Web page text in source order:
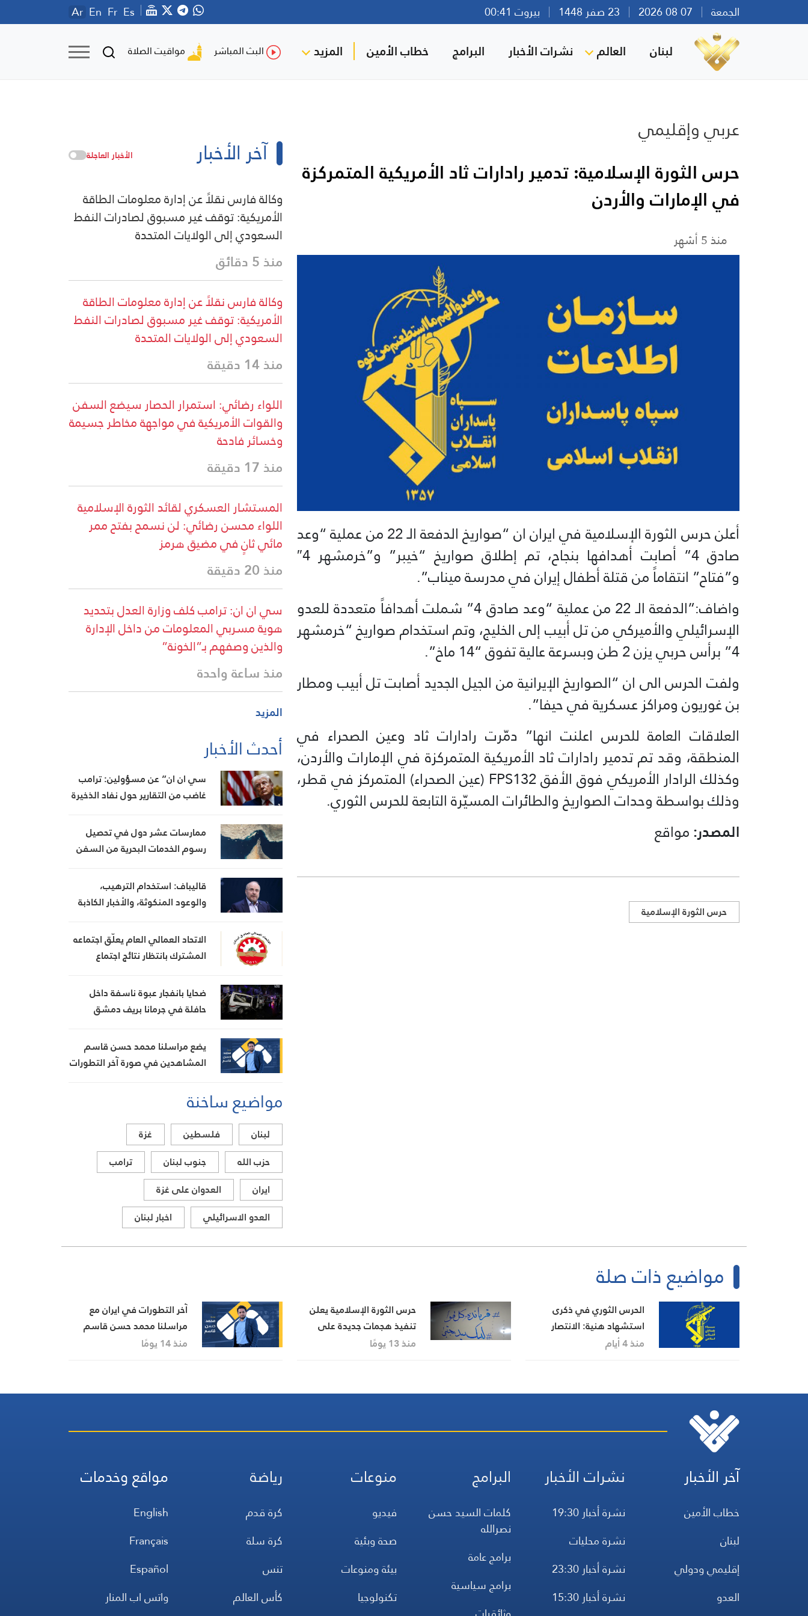
الجمعة بيروت 00:41 Ar En Fr Es
لبنان العالم نشرات الأخبار البرامج خطاب الأمين المزيد البث المباشر مواقيت الصلاة
عربي وإقليمي
حرس الثورة الإسلامية: تدمير رادارات ثاد الأمريكية المتمركزة
في الإمارات والأردن
منذ 5 أشهر
أعلن حرس الثورة الإسلامية في ايران ان “صواريخ الدفعة الـ 22 من عملية “وعد
صادق 4” أصابت أهدافها بنجاح، تم إطلاق صواريخ “خيبر” و”خرمشهر 4″
و”فتاح” انتقاماً من قتلة أطفال إيران في مدرسة ميناب”.
واضاف:”الدفعة الـ 22 من عملية “وعد صادق 4” شملت أهدافاً متعددة للعدو
الإسرائيلي والأميركي من تل أبيب إلى الخليج، وتم استخدام صواريخ “خرمشهر
4” برأس حربي يزن 2 طن وبسرعة عالية تفوق “14 ماخ”.
ولفت الحرس الى ان “الصواريخ الإيرانية من الجيل الجديد أصابت تل أبيب ومطار
بن غوريون ومراكز عسكرية في حيفا”.
العلاقات العامة للحرس اعلنت انها” دمّرت رادارات ثاد وعين الصحراء في
المنطقة، وقد تم تدمير رادارات ثاد الأمريكية المتمركزة في الإمارات والأردن،
وكذلك الرادار الأمريكي فوق الأفق FPS132 (عين الصحراء) المتمركز في قطر،
وذلك بواسطة وحدات الصواريخ والطائرات المسيّرة التابعة للحرس الثوري.
المصدر:مواقع
حرس الثورة الإسلامية
آخر الأخبار الأخبار العاجلة
وكالة فارس نقلاً عن إدارة معلومات الطاقة
الأمريكية: توقف غير مسبوق لصادرات النفط
السعودي إلى الولايات المتحدة
منذ 5 دقائق
وكالة فارس نقلاً عن إدارة معلومات الطاقة
الأمريكية: توقف غير مسبوق لصادرات النفط
السعودي إلى الولايات المتحدة
منذ 14 دقيقة
اللواء رضائي: استمرار الحصار سيضع السفن
والقوات الأمريكية في مواجهة مخاطر جسيمة
وخسائر فادحة
منذ 17 دقيقة
المستشار العسكري لقائد الثورة الإسلامية
اللواء محسن رضائي: لن نسمح بفتح ممر
مائي ثانٍ في مضيق هرمز
منذ 20 دقيقة
سي ان ان: ⁠ترامب كلف وزارة العدل بتحديد
هوية مسربي المعلومات من داخل الإدارة
والذين وصفهم بـ”الخونة”
منذ ساعة واحدة
المزيد
أحدث الأخبار
سي ان ان” عن مسؤولين: ترامب
غاضب من التقارير حول نفاد الذخيرة
المفاوضات
ممارسات عشر دول في تحصيل
رسوم الخدمات البحرية من السفن
قاليباف: استخدام الترهيب،
والوعود المنكوثة، والأخبار الكاذبة
الاتحاد العمالي العام يعلّق اجتماعه
المشترك بانتظار نتائج اجتماع
ضحايا بانفجار عبوة ناسفة داخل
حافلة في جرمانا بريف دمشق
يضع مراسلنا محمد حسن قاسم
المشاهدين في صورة آخر التطورات
المستجدات على الساحتين
السياسية والميدانية، إلى جانب
المواقف الرسمية وأبرز التطورات
ذات الصلة بالشأنين الداخلي
والإقليمي
مواضيع ساخنة
لبنان فلسطين
غزة
حزب الله
جنوب لبنان
ترامب
ايران
العدوان على غزة
العدو الاسرائيلي
اخبار لبنان
مواضيع ذات صلة
الحرس الثوري في ذكرى
استشهاد هنية: الانتصار
النهائي لفلسطين على
منذ 4 أيام
حرس الثورة الإسلامية يعلن
تنفيذ هجمات جديدة على
أهداف أمريكية ويحذر من ردود
منذ 13 يومًا
آخر التطورات في ايران مع
مراسلنا محمد حسن قاسم
منذ 14 يومًا
آخر الأخبار
خطاب الأمين
لبنان
إقليمي ودولي
العدو
نشرات الأخبار
نشرة أخبار 19:30
نشرة محليات
نشرة أخبار 23:30
نشرة أخبار 15:30
البرامج
كلمات السيد حسن
نصرالله
برامج عامة
برامج سياسية
منوعات
فيديو
صحة وبئية
بيئة ومنوعات
تكنولوجيا
رياضة
كرة قدم
كرة سلة
تنس
كأس العالم
مواقع وخدمات
English
Français
Español
واتس اب المنار